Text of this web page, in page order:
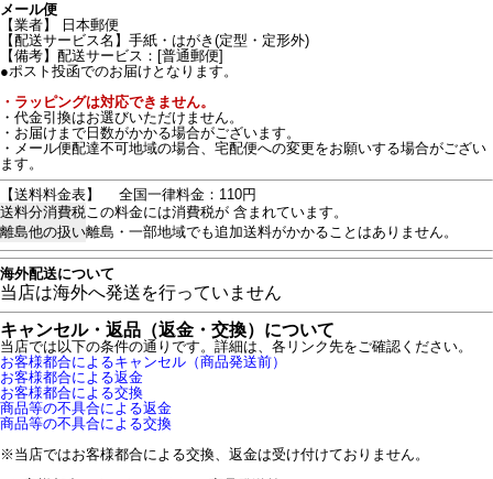
メール便
【業者】 日本郵便
【配送サービス名】手紙・はがき(定型・定形外)
【備考】配送サービス：[普通郵便]
●ポスト投函でのお届けとなります。
・ラッピングは対応できません。
・代金引換はお選びいただけません。
・お届けまで日数がかかる場合がございます。
・メール便配達不可地域の場合、宅配便への変更をお願いする場合がござい
ます。
【送料料金表】
全国一律料金：110円
送料分消費税この料金には消費税が 含まれています。
離島他の扱い離島・一部地域でも追加送料がかかることはありません。
海外配送について
当店は海外へ発送を行っていません
キャンセル・返品（返金・交換）について
当店では以下の条件の通りです。詳細は、各リンク先をご確認ください。
お客様都合によるキャンセル（商品発送前）
お客様都合による返金
お客様都合による交換
商品等の不具合による返金
商品等の不具合による交換
※当店ではお客様都合による交換、返金は受け付けておりません。